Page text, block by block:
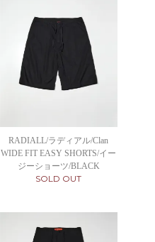
RADIALL/ラディアル/Clan
WIDE FIT EASY SHORTS/イー
ジーショーツ/BLACK
SOLD OUT